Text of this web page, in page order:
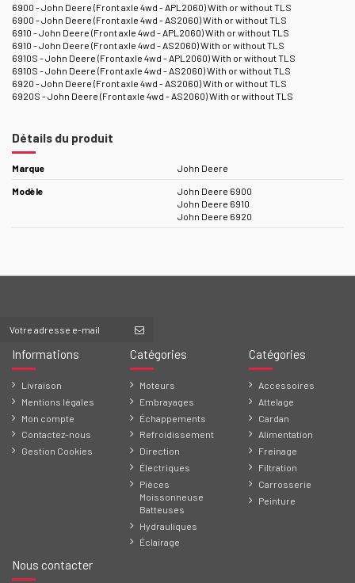
6900 - John Deere (Front axle 4wd - APL2060) With or without TLS
6900 - John Deere (Front axle 4wd - AS2060) With or without TLS
6910 - John Deere (Front axle 4wd - APL2060) With or without TLS
6910 - John Deere (Front axle 4wd - AS2060) With or without TLS
6910S - John Deere (Front axle 4wd - APL2060) With or without TLS
6910S - John Deere (Front axle 4wd - AS2060) With or without TLS
6920 - John Deere (Front axle 4wd - AS2060) With or without TLS
6920S - John Deere (Front axle 4wd - AS2060) With or without TLS
Détails du produit
Marque John Deere
Modèle
John Deere 6900
John Deere 6910
John Deere 6920
Informations
Livraison
Mentions légales
Mon compte
Contactez-nous
Gestion Cookies
Catégories
Moteurs
Embrayages
Échappements
Refroidissement
Direction
Électriques
Pièces
Moissonneuse
Batteuses
Hydrauliques
Éclairage
Catégories
Accessoires
Attelage
Cardan
Alimentation
Freinage
Filtration
Carrosserie
Peinture
Nous contacter